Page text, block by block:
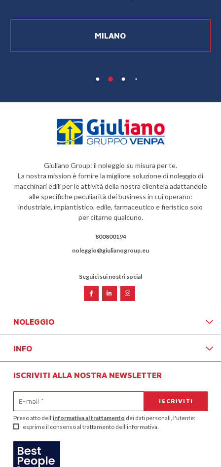
MILANO
Giuliano Group: il noleggio su misura per te.
La nostra mission è fornire la migliore soluzione di noleggio di
macchinari edili per le attività della nostra clientela adattandole
alle specifiche peculiarità dei business in cui operano:
industriale, impiantistico, edile, farmaceutico e fieristico solo
per citarne qualcuno.
800800194
noleggio@giulianogroup.eu
Seguici sui nostri social
NOLEGGIO
INFO
ISCRIVITI ALLA NOSTRA NEWSLETTER
Preso atto dell'informativa al trattamento dei dati personali, l'utente:
esprime il consenso al trattamento dell'informativa.